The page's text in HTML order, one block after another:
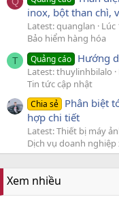
inox, bột than chì,
Latest: quanglan
Lúc
Bảo hiểm hàng hóa
T Quảng cáo Hướng
Latest: thuylinhbilalo
Tin tức cập nhật
Chia sẻ Phân biệt
hợp chi tiết
Latest: Thiết bị máy
Dịch vụ doanh
Xem nhiều